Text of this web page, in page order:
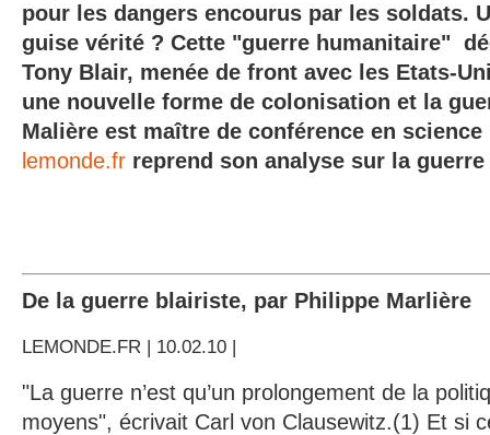
pour les dangers encourus par les soldats.
guise vérité ? Cette "guerre humanitaire"
Tony Blair, menée de front avec les Etats-
une nouvelle forme de colonisation et la
Malière est maître de conférence en
lemonde.fr reprend son analyse sur la
De la guerre blairiste, par Philippe Marlière
LEMONDE.FR | 10.02.10 |
"La guerre n’est qu’un prolongement de la
moyens", écrivait Carl von Clausewitz.(1) Et si